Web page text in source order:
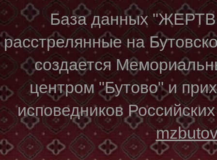
База данных
расстрелянные на
создается
центром "Бутово" и
исповедников